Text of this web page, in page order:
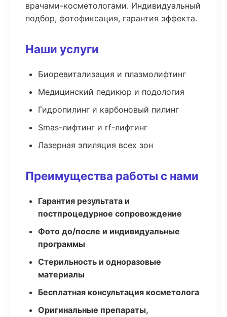
врачами-косметологами. Индивидуальный
подбор, фотофиксация, гарантия эффекта.
Наши услуги
Биоревитализация и плазмолифтинг
Медицинский педикюр и подология
Гидропилинг и карбоновый пилинг
Smas-лифтинг и rf-лифтинг
Лазерная эпиляция всех зон
Преимущества работы с нами
Гарантия результата и
постпроцедурное сопровождение
Фото до/после и индивидуальные
программы
Стерильность и одноразовые
материалы
Бесплатная консультация косметолога
Оригинальные препараты,